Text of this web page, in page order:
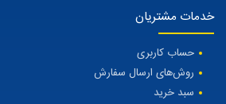
خدمات مشتریان
حساب کاربری
روش‌های ارسال سفارش
سبد خرید